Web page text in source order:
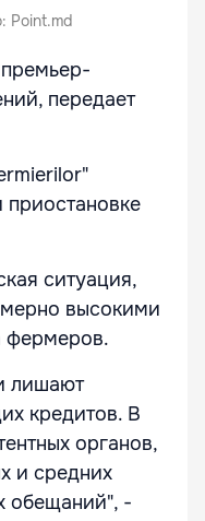
Point.md
передает
приостановке
ситуация,
высокими
фермеров.
лишают
кредитов. В
органов,
и средних
обещаний", -